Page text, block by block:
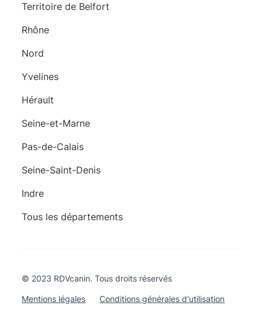
Territoire de Belfort
Rhône
Nord
Yvelines
Hérault
Seine-et-Marne
Pas-de-Calais
Seine-Saint-Denis
Indre
Tous les départements
© 2023 RDVcanin. Tous droits réservés
Mentions légales Conditions générales d'utilisation